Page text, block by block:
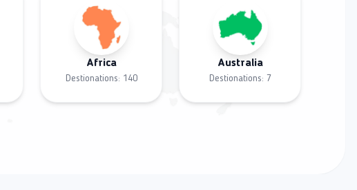
Africa
Destionations: 140
Australia
Destionations: 7